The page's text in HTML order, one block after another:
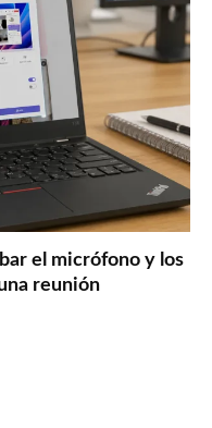
el micrófono y los
reunión